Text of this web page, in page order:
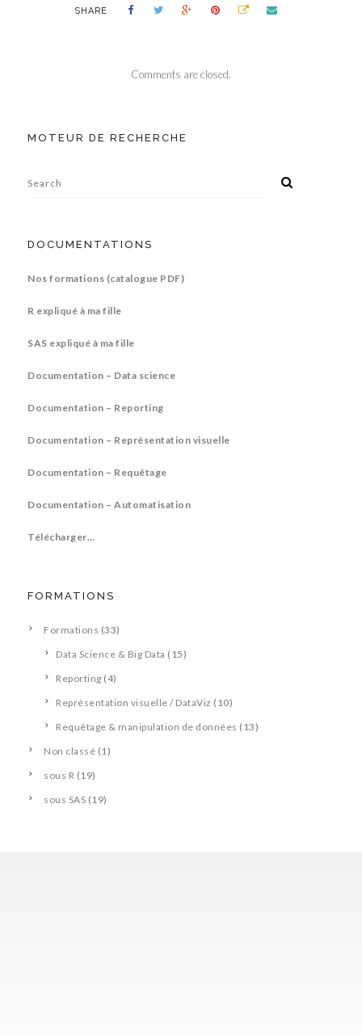
SHARE
Comments are closed.
MOTEUR DE RECHERCHE
DOCUMENTATIONS
Nos formations (catalogue PDF)
R expliqué à ma fille
SAS expliqué à ma fille
Documentation – Data science
Documentation – Reporting
Documentation – Représentation visuelle
Documentation – Requêtage
Documentation – Automatisation
Télécharger…
FORMATIONS
Formations (33)
Data Science & Big Data (15)
Reporting (4)
Représentation visuelle / DataViz (10)
Requêtage & manipulation de données (13)
Non classé (1)
sous R (19)
sous SAS (19)